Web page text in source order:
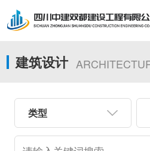
建筑设计
类型